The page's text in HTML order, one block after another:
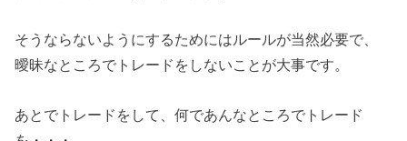
そうならないようにするためにはルールが当然必要で、
曖昧なところでトレードをしないことが大事です。
あとでトレードをして、何であんなところでトレード